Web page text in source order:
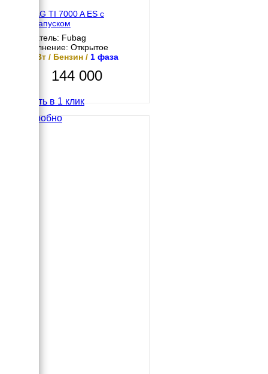
FUBAG TI 7000 A ES с
автозапуском
Двигатель: Fubag
Исполнение: Открытое
6.5 кВт / Бензин / 1 фаза
144 000
Купить в 1 клик
Подробно